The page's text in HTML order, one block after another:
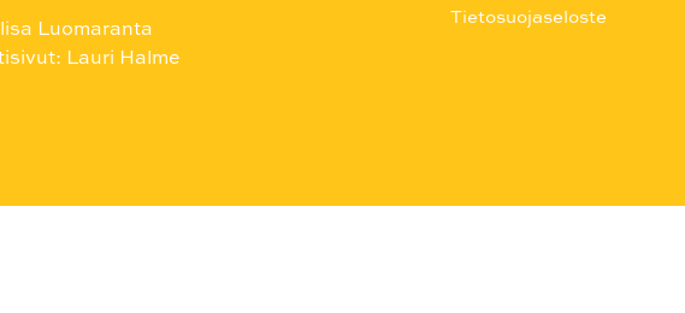
Luomaranta
Lauri Halme
Tietosuojaseloste